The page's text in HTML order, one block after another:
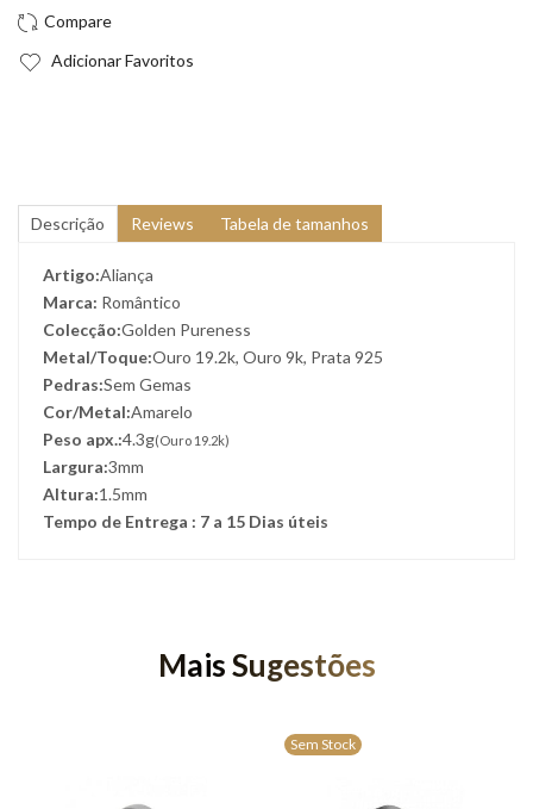
Adicionar Favoritos
Descrição Reviews Tabela de tamanhos
Artigo:Aliança
Marca: Romântico
Colecção:Golden Pureness
Metal/Toque:Ouro 19.2k, Ouro 9k, Prata 925
Pedras:Sem Gemas
Cor/Metal:Amarelo
Peso apx.:4.3g(Ouro 19.2k)
Largura:3mm
Altura:1.5mm
Tempo de Entrega : 7 a 15 Dias úteis
Mais Sugestões
Sem Stock